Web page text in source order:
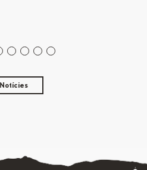
Notícies